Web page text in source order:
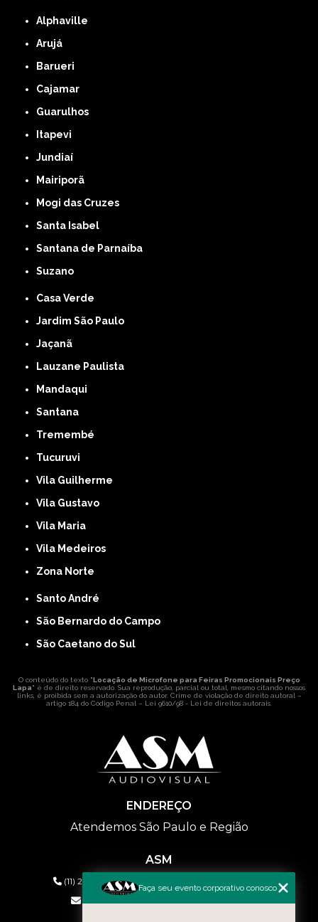
Alphaville
Arujá
Barueri
Cajamar
Guarulhos
Itapevi
Jundiaí
Mairiporã
Mogi das Cruzes
Santa Isabel
Santana de Parnaíba
Suzano
Casa Verde
Jardim São Paulo
Jaçanã
Lauzane Paulista
Mandaqui
Santana
Tremembé
Tucuruvi
Vila Guilherme
Vila Gustavo
Vila Maria
Vila Medeiros
Zona Norte
Santo André
São Bernardo do Campo
São Caetano do Sul
O conteúdo do texto "Locação de Microfone para Feiras Promocionais Preço
Lapa" é de direito reservado. Sua reprodução, parcial ou total, mesmo citando nossos
links, é proibida sem a autorização do autor. Crime de violação de direito autoral –
artigo 184 do Código Penal – Lei 9610/98 - Lei de direitos autorais
ENDEREÇO
Atendemos São Paulo e Região
ASM
(11) 2626-2019 (11) 99577-9954
eventos@asmaudiovisual.com.br
Faça seu evento corporativo conosco